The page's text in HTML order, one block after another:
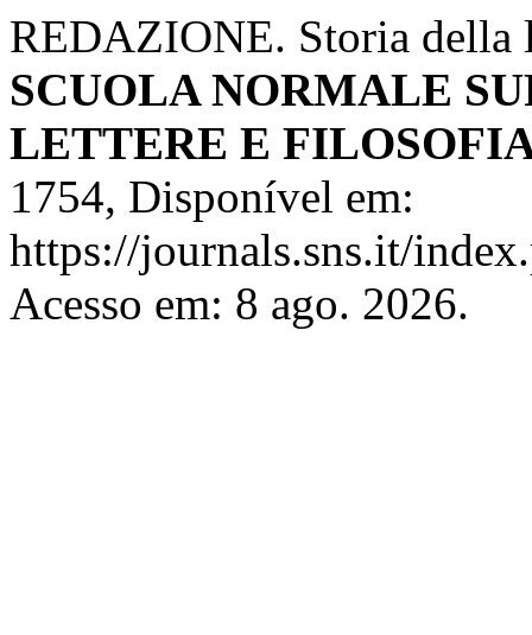
REDAZIONE. Storia
SCUOLA NORMALE
LETTERE E
1754, Disponível em:
https://journals.sns.it/
Acesso em: 8 ago. 2026.